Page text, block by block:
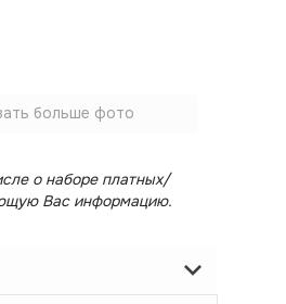
больше фото
о наборе платных/
Вас информацию.